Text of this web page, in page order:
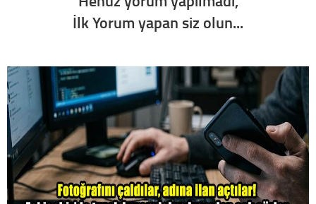
İlk Yorum yapan siz olun...